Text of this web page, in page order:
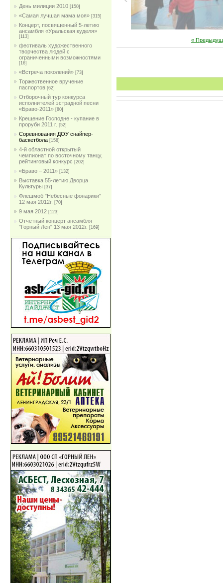
День милиции 2010 [150]
«Самая лучшая мама моя» [315]
Концерт, посвященный 5-летию
ансамбля «Уральская куделя»
[113]
фестиваль художественного
творчества людей с
ограниченными возможностями
[16]
«Встреча поколений» [73]
Торжественное вручение
паспортов [62]
Отборочный тур конкурса
исполнителей эстрадной песни
«Браво-2011» [80]
Крещение Господне - купание в
проруби 2011 г. [52]
Соревнования ДОУ снайпер-
баскетбола [158]
4-й областной открытый
чемпионат по восточному танцу,
рейтинговый конкурс [202]
«Браво – 2011» [132]
Выставка 55-летию Дворца
Культуры [37]
Флешмоб "Небесные фонарики"
12 мая 2012г. [70]
9 мая 2012 [123]
Отчетный концерт ансамбля
"Горный Лен" 13 мая 2012г. [169]
«